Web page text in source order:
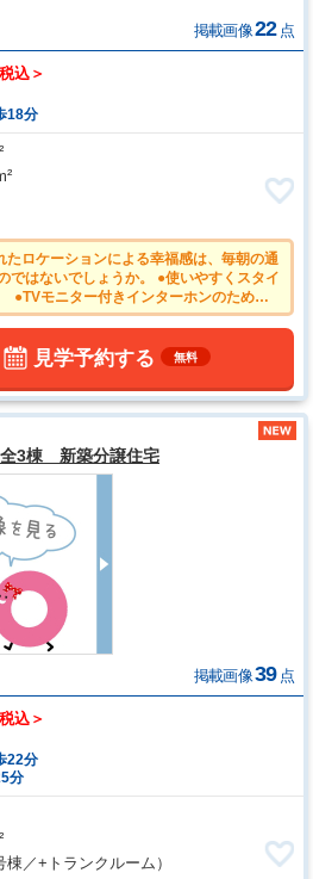
掲載画像22 点
込＞
18分
ロケーションによる幸福感は、毎朝の通
しょうか。 ●使いやすくスタイ
●TVモニター付きインターホンのため訪
天時の洗濯物や浴室内のカビ防止として
見学予約する 無料
3棟 新築分譲住宅
掲載画像39 点
込＞
22分
分
棟／+トランクルーム）